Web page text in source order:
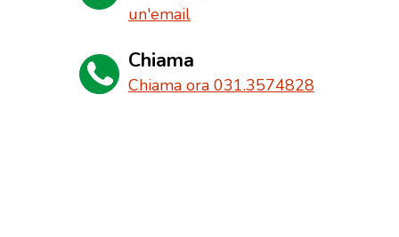
un'email
Chiama
Chiama ora 031.3574828